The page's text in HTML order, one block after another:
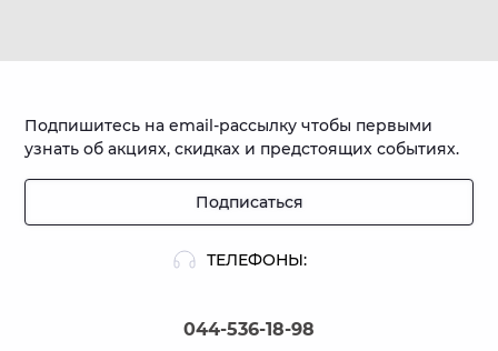
ТЕЛЕФОНЫ:
044-536-18-98
Подпишитесь на email-рассылку чтобы первыми
узнать об акциях, скидках и предстоящих событиях.
Подписаться